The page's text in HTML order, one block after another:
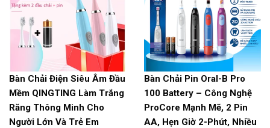
Bàn Chải Điện Siêu Âm Đầu
Mềm QINGTING Làm Trắng
Răng Thông Minh Cho
Người Lớn Và Trẻ Em
Bàn Chải Pin Oral-B Pro
100 Battery – Công Nghệ
ProCore Mạnh Mẽ, 2 Pin
AA, Hẹn Giờ 2-Phút, Nhiều